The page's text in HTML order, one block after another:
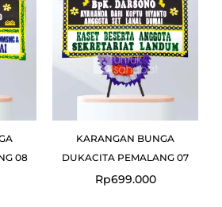
08
KARANGAN BUNGA
DUKACITA PEMALANG 07
Rp699.000